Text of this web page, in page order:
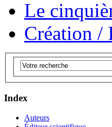
Le
Création /
Index
Auteurs